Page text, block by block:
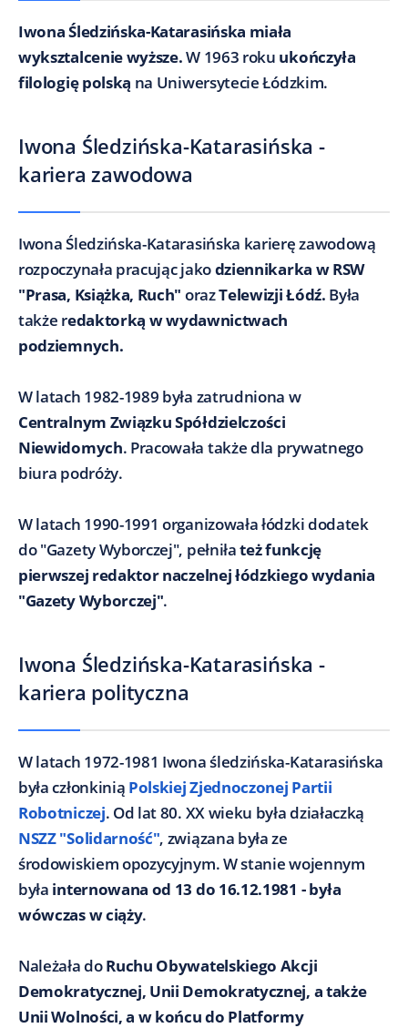
Iwona Śledzińska-Katarasińska miała
wyksztalcenie wyższe.W 1963 roku ukończyła
filologię polską na Uniwersytecie Łódzkim.
Iwona Śledzińska-Katarasińska -
kariera zawodowa
Iwona Śledzińska-Katarasińska karierę zawodową
rozpoczynała pracując jakodziennikarka w RSW
"Prasa, Książka, Ruch" orazTelewizji Łódź. Była
także redaktorką w wydawnictwach
podziemnych.
W latach 1982-1989 była zatrudniona w
Centralnym Związku Spółdzielczości
Niewidomych. Pracowała także dla prywatnego
biura podróży.
W latach 1990-1991 organizowała łódzki dodatek
do "Gazety Wyborczej", pełniłateż funkcję
pierwszej redaktor naczelnej łódzkiego wydania
"Gazety Wyborczej".
Iwona Śledzińska-Katarasińska -
kariera polityczna
W latach 1972-1981 Iwona śledzińska-Katarasińska
była członkinią Polskiej Zjednoczonej Partii
Robotniczej. Od lat 80. XX wieku była działaczką
NSZZ "Solidarność", związana była ze
środowiskiem opozycyjnym. W stanie wojennym
była internowana od 13 do 16.12.1981 - była
wówczas w ciąży.
Należała doRuchu Obywatelskiego Akcji
Demokratycznej, Unii Demokratycznej, a także
Unii Wolności, a w końcu do Platformy